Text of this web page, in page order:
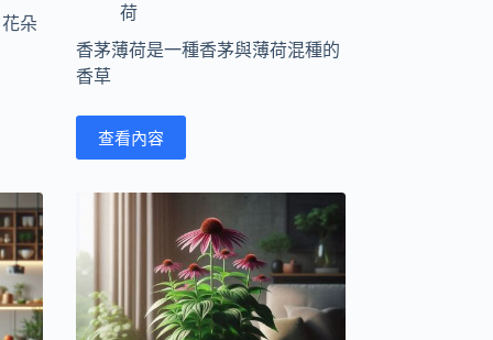
朵
荷
香茅薄荷是一種香茅與薄荷混種的
香草
查看內容